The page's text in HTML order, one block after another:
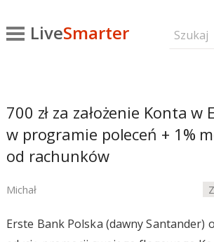
LiveSmarter
700 zł za założenie Konta w
w programie poleceń + 1%
od rachunków
Michał
Erste Bank Polska (dawny Santander)